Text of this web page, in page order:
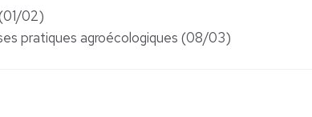
02)
pratiques agroécologiques (08/03)